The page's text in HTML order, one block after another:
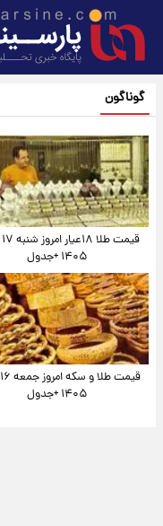
گوناگون
۱۴۰۵ +جدول
۱۴۰۵ +جدول